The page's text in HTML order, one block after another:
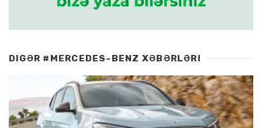
DIGƏR #MERCEDES-BENZ XƏBƏRLƏRI